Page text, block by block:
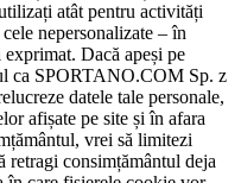
atât pentru activități
nepersonalizate – în
Dacă apeși pe
ca SPORTANO.COM Sp. z
datele tale personale,
afișate pe site și în afara
vrei să limitezi
retragi consimțământul deja